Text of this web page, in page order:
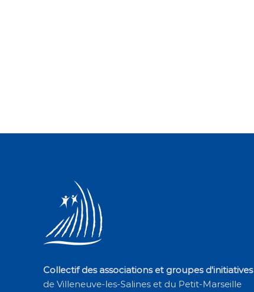
Collectif des associations et groupes d'initiatives
de Villeneuve-les-Salines et du Petit-Marseille